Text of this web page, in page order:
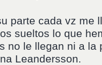
parte cada vz
sueltos lo que
no le llegan ni a la
Leandersson.